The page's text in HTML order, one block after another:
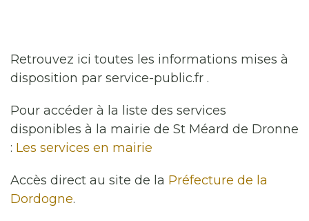
Retrouvez ici toutes les informations mises à
disposition par service-public.fr .
Pour accéder à la liste des services
disponibles à la mairie de St Méard de Dronne
: Les services en mairie
Accès direct au site de la Préfecture de la
Dordogne.